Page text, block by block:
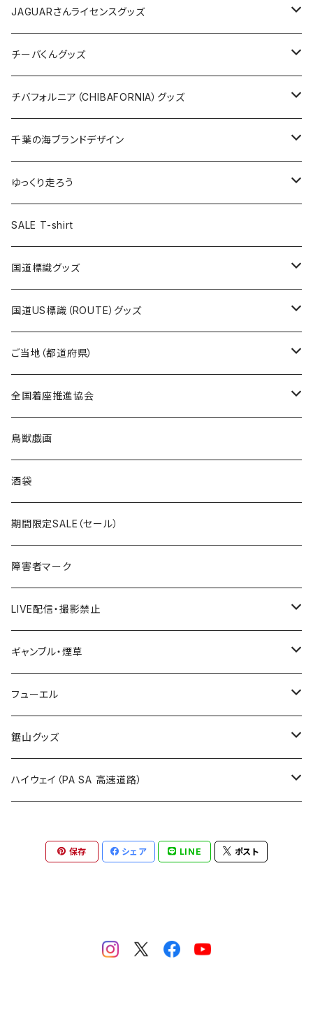
ホテルキーホルダー
ホテルキーホルダー
クリアファイル
Tシャツ
キャップ
トートバッグ
ランチバッグ
エコバッグ
バッグ
ステッカー
缶バッジ
キーホルダー
クリアファイル
キャップ
バッグ
ステッカー
缶バッジ
キーホルダー
クリアファイル
ステッカー
ステッカー
ステッカー大
缶バッジ
缶バッジ32mm
缶バッジ54mm
エコバッグ
JAGUARさんコラボグッズ
Tシャツ
ステッカー
サコッシュ
ホテルキーホルダー
モーテルキーホルダー
トートバッグ
JAGUARさんライセンスグッズ
Tシャツ
ステッカー
缶バッジ
クリアファイル
マスク
エコバッグ
千葉ロッテマリーンズコラボ
チーバくんグッズ
Tシャツ
キャップ
エコバッグ
ステッカー
モーテルキーホルダー
ホテルキーホルダー
トートバッグ
チバフォルニア（CHIBAFORNIA）グッズ
Tシャツ
キャップ
ステッカー
ホテルキーホルダー
千葉の海ブランドデザイン
Tシャツ
キャップ
ステッカー
ゆっくり走ろう
Tシャツ
ステッカー
ホテルキーホルダー
SALE T-shirt
国道標識グッズ
ステッカー
国道0～99号線
国道100～199号線
国道600～699号線
国道700～799号線
Tシャツ
キャップ
国道US標識（ROUTE）グッズ
ステッカー
ROUTE 0～99号線
ROUTE100～199号線
ROUTE600～699号線
ROUTE700～799号線
Tシャツ
ROUTE 0～99号線
ROUTE 100～199号線
ROUTE 600～699号線
ROUTE 700～799号線
キャップ
ROUTE 0～99号線
ROUTE 100～199号線
ROUTE 600～699号線
ROUTE 700～799号線
ご当地（都道府県）
北海道
青森県
岩手県
宮城県
秋田県
Tシャツ
ステッカー
山形県
福島県
茨城県
栃木県
群馬県
全国着座推進協会
ステッカー
鳥獣戯画
酒袋
期間限定SALE（セール）
障害者マーク
LIVE配信・撮影禁止
LIVE配信禁止
撮影禁止
ギャンブル・煙草
ホテルキーホルダー
たばこ・禁煙ステッカー
フューエル
ステッカー
鋸山グッズ
Tシャツ
ステッカー
アクリルキーホルダー
ハイウェイ（PA SA 高速道路）
保存 シェア LINE ポスト